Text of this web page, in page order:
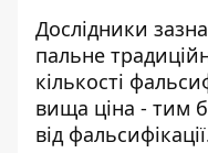
Дослідники
пальне
кількості
вища ціна - тим
від